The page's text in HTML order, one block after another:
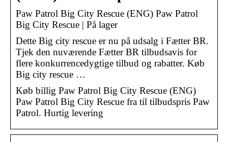
Paw Patrol Big City Rescue (ENG) Paw Patrol
Big City Rescue | På lager
Dette Big city rescue er nu på udsalg i Fætter BR.
Tjek den nuværende Fætter BR tilbudsavis for
flere konkurrencedygtige tilbud og rabatter. Køb
Big city rescue …
Køb billig Paw Patrol Big City Rescue (ENG)
Paw Patrol Big City Rescue fra til tilbudspris Paw
Patrol. Hurtig levering